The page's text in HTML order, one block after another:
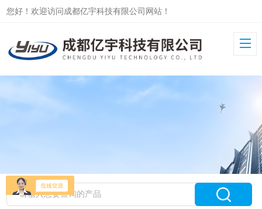
您好！欢迎访问成都亿宇科技有限公司网站！